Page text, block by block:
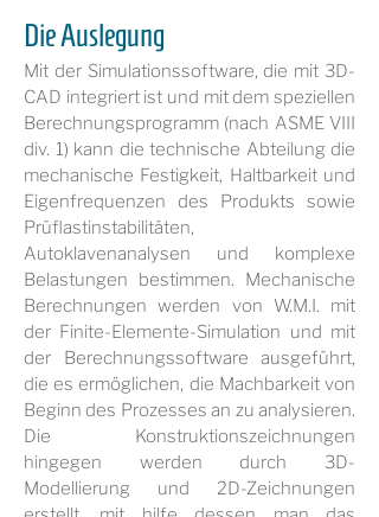
Die Auslegung
Mit der Simulationssoftware, die mit 3D-
CAD integriert ist und mit dem speziellen
Berechnungsprogramm (nach ASME VIII
div. 1) kann die technische Abteilung die
mechanische Festigkeit, Haltbarkeit und
Eigenfrequenzen des Produkts sowie
Prüflastinstabilitäten,
Autoklavenanalysen und komplexe
Belastungen bestimmen. Mechanische
Berechnungen werden von W.M.I. mit
der Finite-Elemente-Simulation und mit
der Berechnungssoftware ausgeführt,
die es ermöglichen, die Machbarkeit von
Beginn des Prozesses an zu analysieren.
Die Konstruktionszeichnungen
hingegen werden durch 3D-
Modellierung und 2D-Zeichnungen